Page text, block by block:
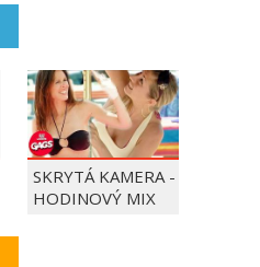
SKRYTÁ KAMERA -
HODINOVÝ MIX